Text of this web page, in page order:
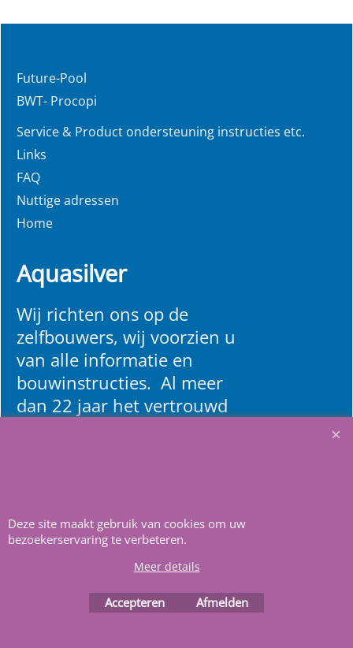
Future-Pool
BWT- Procopi
Service & Product ondersteuning instructies etc.
Links
FAQ
Nuttige adressen
Home
Aquasilver
Wij richten ons op de
zelfbouwers, wij voorzien u
van alle informatie en
bouwinstructies. Al meer
dan 22 jaar het vertrouwd
Deze site maakt gebruik van cookies om uw
bezoekerservaring te verbeteren.
Meer details
Accepteren Afmelden